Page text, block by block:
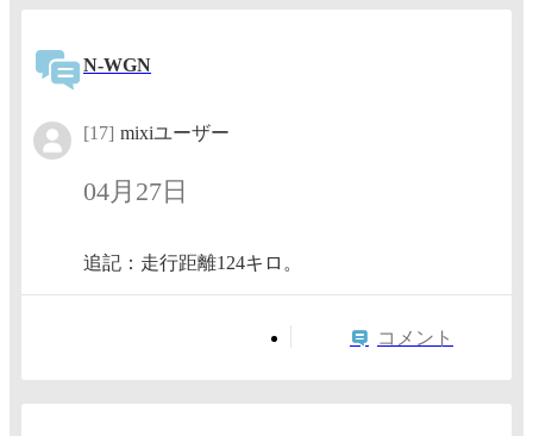
N-WGN
[17] mixiユーザー
04月27日
追記：走行距離124キロ。
コメント